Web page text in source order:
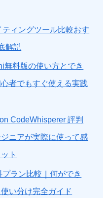
ティングツール比較おす
解説
無料版の使い方とでき
者でもすぐ使える実践
CodeWhisperer 評判
ニアが実際に使って感
ト
プラン比較｜何ができ
い分け完全ガイド